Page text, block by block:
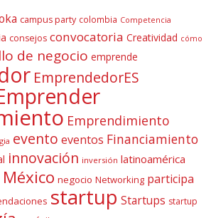
campus party colombia Competencia
consejos convocatoria Creatividad cómo
de negocio emprende
EmprendedorES
Emprendimiento
evento eventos Financiamiento
innovación inversión latinoamérica
México negocio Networking participa
startup Startups startup